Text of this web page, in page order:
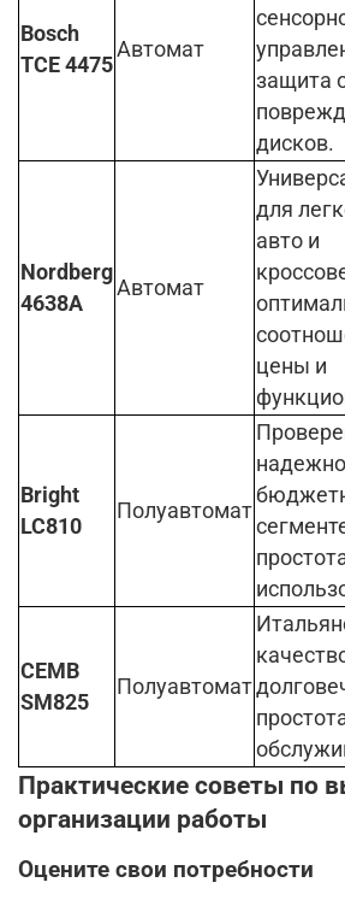
Bosch
TCE 4475
Автомат
защита
дисков.
Nordberg
4638A
Автомат
для
авто и
цены и
Bright
LC810
Полуавтомат
CEMB
SM825
Полуавтомат
Практические советы по
организации работы
Оцените свои потребности